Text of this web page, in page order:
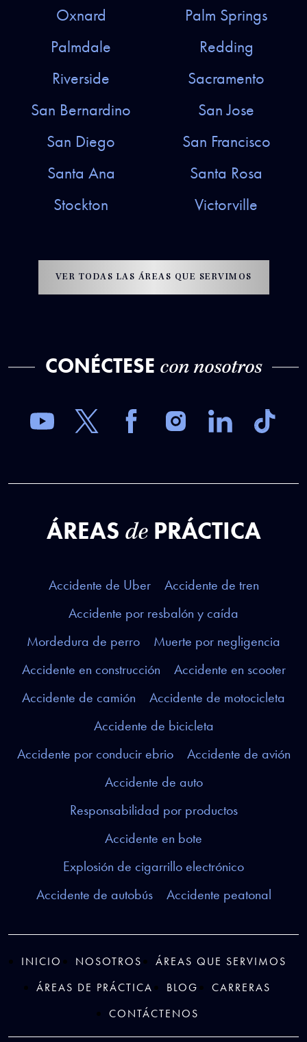
Oxnard
Palm Springs
Palmdale
Redding
Riverside
Sacramento
San Bernardino
San Jose
San Diego
San Francisco
Santa Ana
Santa Rosa
Stockton
Victorville
VER TODAS LAS ÁREAS QUE SERVIMOS
CONÉCTESE con nosotros
ÁREAS dePRÁCTICA
Accidente de Uber
Accidente de tren
Accidente por resbalón y caída
Mordedura de perro
Muerte por negligencia
Accidente en construcción
Accidente en scooter
Accidente de camión
Accidente de motocicleta
Accidente de bicicleta
Accidente por conducir ebrio
Accidente de avión
Accidente de auto
Responsabilidad por productos
Accidente en bote
Explosión de cigarrillo electrónico
Accidente de autobús
Accidente peatonal
INICIO NOSOTROS
ÁREAS QUE SERVIMOS
ÁREAS DE PRÁCTICA
BLOG
CARRERAS
CONTÁCTENOS